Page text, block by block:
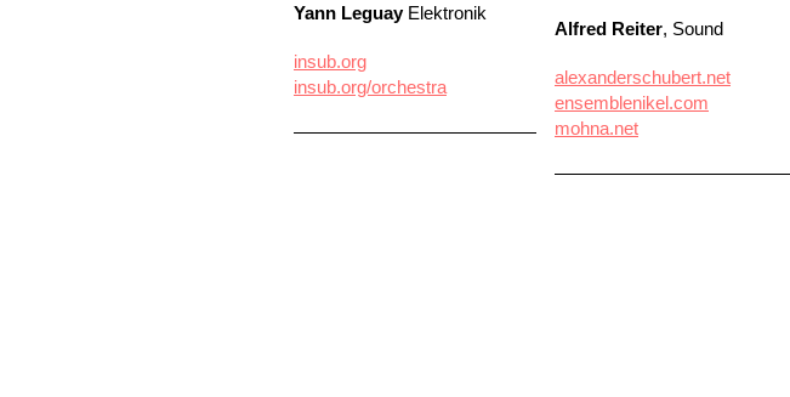
Yann LeguayElektronik
insub.org
insub.org/orchestra
Alfred Reiter, Sound
alexanderschubert.net
ensemblenikel.com
mohna.net